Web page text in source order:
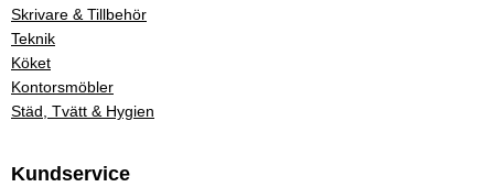
Skrivare & Tillbehör
Teknik
Köket
Kontorsmöbler
Städ, Tvätt & Hygien
Kundservice